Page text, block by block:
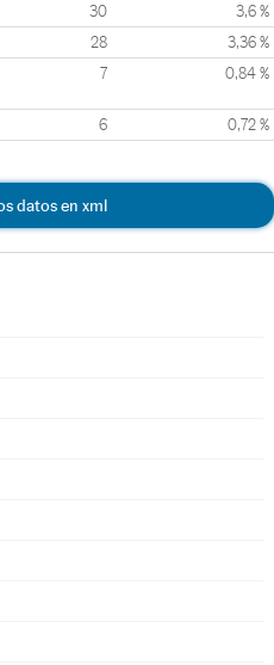
30 3,6 %
28 3,36 %
7 0,84 %
6 0,72 %
datos en xml